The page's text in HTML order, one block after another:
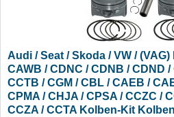
Audi / Seat / Skoda / VW /
CAWB / CDNC / CDNB / CDND
CCTB / CGM / CBL / CAEB /
CPMA / CHJA / CPSA / CCZC /
CCZA / CCTA Kolben-Kit